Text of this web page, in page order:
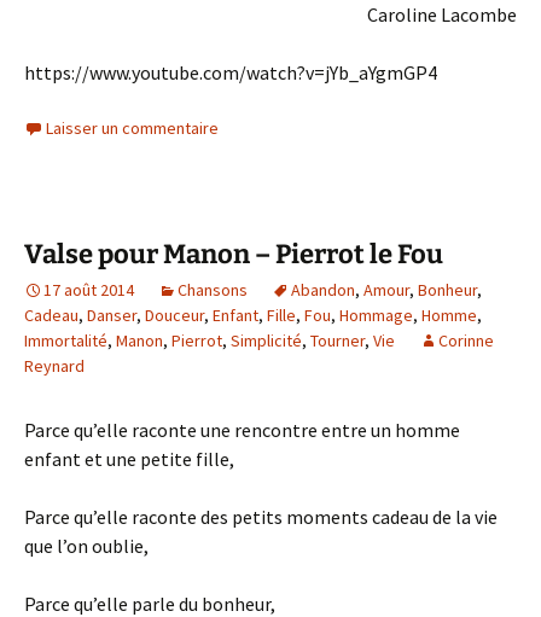
Caroline Lacombe
https://www.youtube.com/watch?v=jYb_aYgmGP4
Laisser un commentaire
Valse pour Manon – Pierrot le Fou
17 août 2014 Chansons Abandon, Amour, Bonheur,
Cadeau, Danser, Douceur, Enfant, Fille, Fou, Hommage, Homme,
Immortalité, Manon, Pierrot, Simplicité, Tourner, Vie
Corinne
Reynard
Parce qu’elle raconte une rencontre entre un homme
enfant et une petite fille,
Parce qu’elle raconte des petits moments cadeau de la vie
que l’on oublie,
Parce qu’elle parle du bonheur,